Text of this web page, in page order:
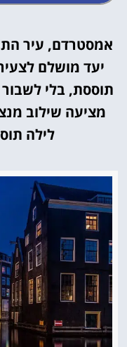
אמסטרדם, עיר
יעד מושלם
תוססת, בלי
מציעה שילוב
לילה